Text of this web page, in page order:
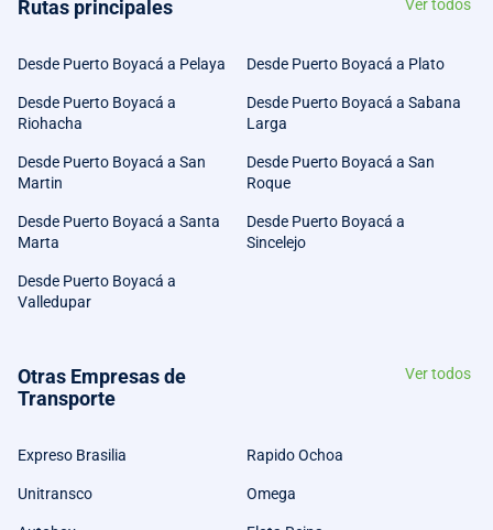
Rutas principales Ver todos
Desde Puerto Boyacá a Pelaya Desde Puerto Boyacá a Plato
Desde Puerto Boyacá a
Riohacha
Desde Puerto Boyacá a Sabana
Larga
Desde Puerto Boyacá a San
Martin
Desde Puerto Boyacá a San
Roque
Desde Puerto Boyacá a Santa
Marta
Desde Puerto Boyacá a
Sincelejo
Desde Puerto Boyacá a
Valledupar
Otras Empresas de
Transporte
Ver todos
Expreso Brasilia Rapido Ochoa
Unitransco Omega